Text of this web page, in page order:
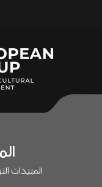
المبيدات